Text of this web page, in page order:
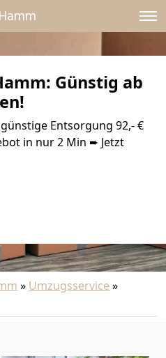
Günstig ab
Entsorgung 92,- €
in nur 2 Min ➨ Jetzt
» Umzugsservice »